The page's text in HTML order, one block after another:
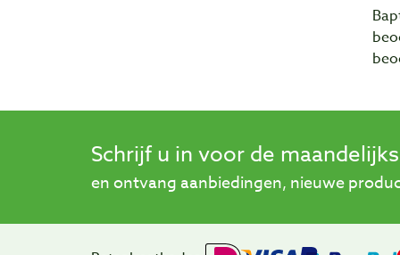
Schrijf u in voor de
en ontvang aanbiedingen, nieuwe